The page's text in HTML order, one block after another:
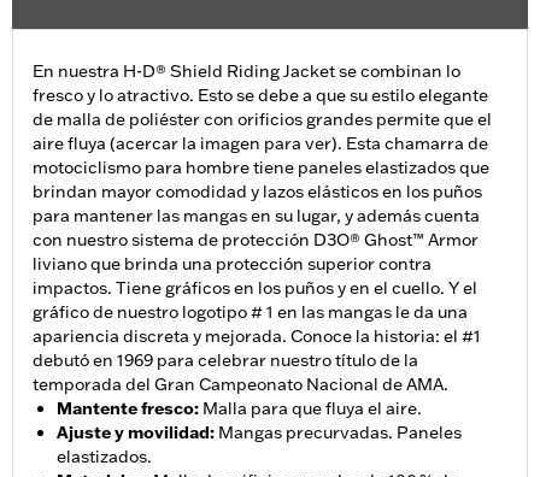
En nuestra H-D® Shield Riding Jacket se combinan lo
fresco y lo atractivo. Esto se debe a que su estilo elegante
de malla de poliéster con orificios grandes permite que el
aire fluya (acercar la imagen para ver). Esta chamarra de
motociclismo para hombre tiene paneles elastizados que
brindan mayor comodidad y lazos elásticos en los puños
para mantener las mangas en su lugar, y además cuenta
con nuestro sistema de protección D3O® Ghost™ Armor
liviano que brinda una protección superior contra
impactos. Tiene gráficos en los puños y en el cuello. Y el
gráfico de nuestro logotipo # 1 en las mangas le da una
apariencia discreta y mejorada. Conoce la historia: el #1
debutó en 1969 para celebrar nuestro título de la
temporada del Gran Campeonato Nacional de AMA.
Mantente fresco: Malla para que fluya el aire.
Ajuste y movilidad: Mangas precurvadas. Paneles
elastizados.